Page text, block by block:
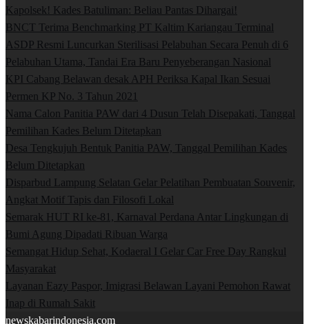
Kapolsek! Kades Batuliman: Beliau Pantas Dihargai!
BNCT Terima Benchmarking PT Kaltim Kariangau Terminal
ASDP Resmi Luncurkan Sterilisasi Pelabuhan Secara Penuh di 6
Pelabuhan Utama, Tandai Era Baru Penyeberangan Nasional
KPI Cabang Belawan desak APH Periksa Kapal Ikan Sesuai
Permen KP No. 3 Tahun 2021
Nama Calon Panitia PAW dari 4 Dusun Telah Disepakati, Tanggal
Pemilihan Kades Belum Ditetapkan
Desa Tengkujuh Bentuk Panitia PAW, Tanggal Pemilihan Kades
Belum Ditetapkan
Disparbud Lampung Selatan Gelar Pelatihan Pembuatan Souvenir,
Angkat Motif Tapis dan Filosofi Lokal
Semarak HUT RI ke-81, Karnaval Perdana Antar Lingkungan di
Bumi Agung Dipadati Ribuan Warga
Semangat Hidup Sehat, Kodaeral I Gelar Car Free Day Rangkul
Masyarakat
Layanan Eazy Paspor, Imigrasi Belawan Layani Pemohon Rawat
Inap di Rumah Sakit
newskabarindonesia.com